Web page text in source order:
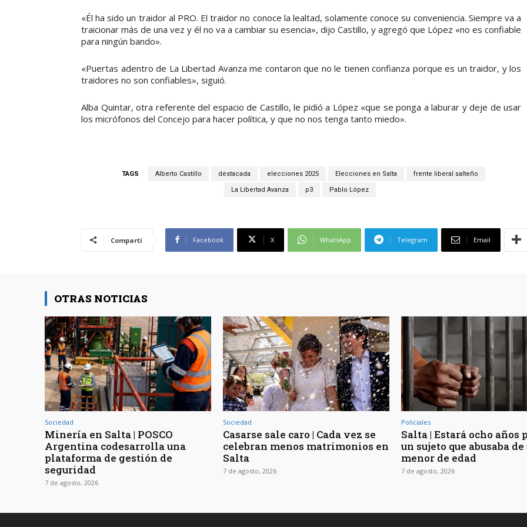
«Él ha sido un traidor al PRO. El traidor no conoce la lealtad, solamente conoce su conveniencia. Siempre va a
traicionar más de una vez y él no va a cambiar su esencia», dijo Castillo, y agregó que López «no es confiable
para ningún bando».
«Puertas adentro de La Libertad Avanza me contaron que no le tienen confianza porque es un traidor, y los
traidores no son confiables», siguió.
Alba Quintar, otra referente del espacio de Castillo, le pidió a López «que se ponga a laburar y deje de usar
los micrófonos del Concejo para hacer política, y que no nos tenga tanto miedo».
TAGS Alberto Castillo destacada elecciones 2025 Elecciones en Salta frente liberal salteño
La Libertad Avanza p3 Pablo López
Compartí Facebook X WhatsApp Telegram Email
OTRAS NOTICIAS
Sociedad
Minería en Salta | POSCO
Argentina codesarrolla una
plataforma de gestión de
seguridad
7 de agosto, 2026
Sociedad
Casarse sale caro | Cada vez se
celebran menos matrimonios en
Salta
7 de agosto, 2026
Policiales
Salta | Estará ocho años
un sujeto que abusaba
menor de edad
7 de agosto, 2026